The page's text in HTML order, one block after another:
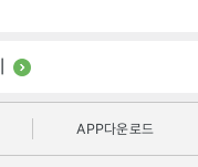
APP다운로드